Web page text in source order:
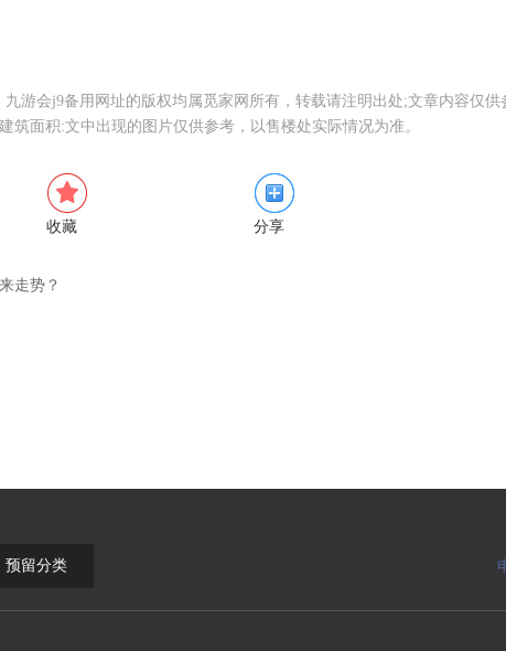
游会j9备用网址的版权均属觅家网所有，转载请注明出处;文章内容仅供
面积:文中出现的图片仅供参考，以售楼处实际情况为准。
收藏 分享
走势？
预留分类